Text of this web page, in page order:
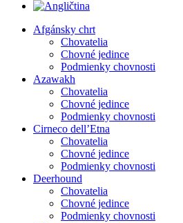
Afgánsky chrt
Chovatelia
Chovné jedince
Podmienky chovnosti
Azawakh
Chovatelia
Chovné jedince
Podmienky chovnosti
Cirneco dell’Etna
Chovatelia
Chovné jedince
Podmienky chovnosti
Deerhound
Chovatelia
Chovné jedince
Podmienky chovnosti